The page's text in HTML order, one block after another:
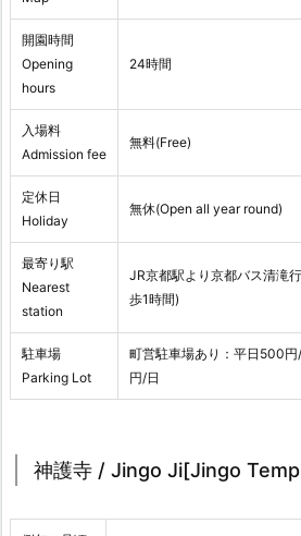
開園時間
Opening
hours
24時間
入場料
Admission fee
無料(Free)
定休日
Holiday
無休(Open all year round)
最寄り駅
Nearest
station
JR京都駅より京都バス清滝
歩1時間)
駐車場
Parking Lot
町営駐車場あり：平日500
円/日
神護寺 / Jingo Ji[Jingo